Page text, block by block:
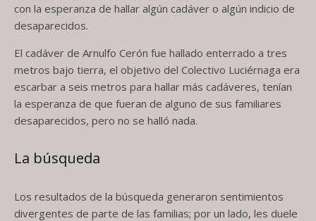
con la esperanza de hallar algún cadáver o algún indicio de
desaparecidos.
El cadáver de Arnulfo Cerón fue hallado enterrado a tres
metros bajo tierra, el objetivo del Colectivo Luciérnaga era
escarbar a seis metros para hallar más cadáveres, tenían
la esperanza de que fueran de alguno de sus familiares
desaparecidos, pero no se halló nada.
La búsqueda
Los resultados de la búsqueda generaron sentimientos
divergentes de parte de las familias; por un lado, les duele